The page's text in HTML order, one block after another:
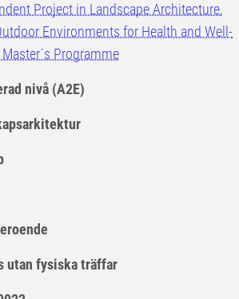
Project in Landscape Architecture,
Environments for Health and Well-
Programme
nivå (A2E)
utan fysiska träffar